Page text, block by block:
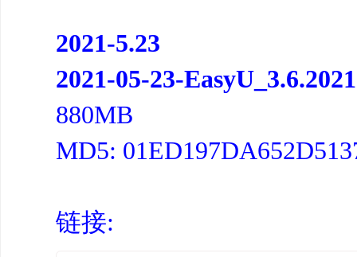
2021-5.23
2021-05-23-
880MB
MD5:
链接: